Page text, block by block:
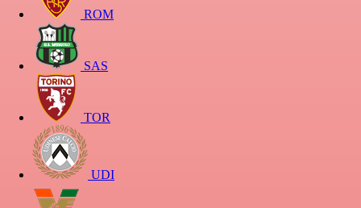
ROM
SAS
TOR
UDI